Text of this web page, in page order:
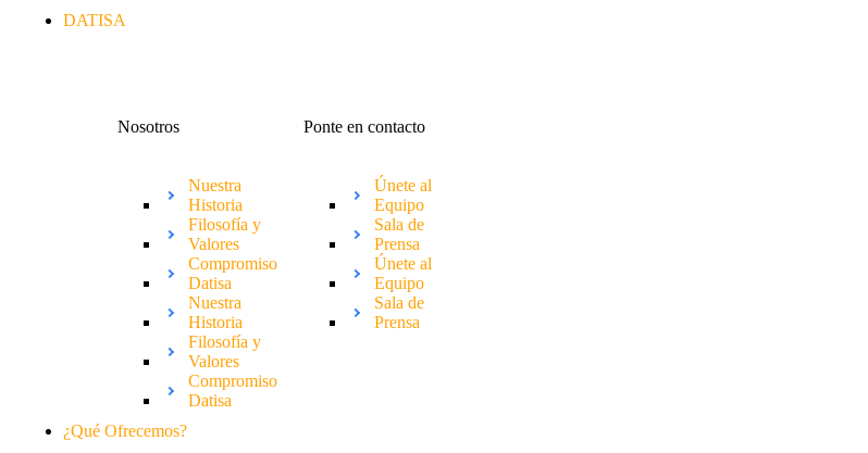
DATISA
Nosotros
Nuestra
Historia
Filosofía y
Valores
Compromiso
Datisa
Nuestra
Historia
Filosofía y
Valores
Compromiso
Datisa
Ponte en contacto
Únete al
Equipo
Sala de
Prensa
Únete al
Equipo
Sala de
Prensa
¿Qué Ofrecemos?